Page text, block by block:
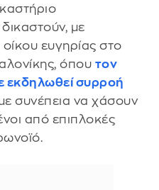
με
ευγηρίας στο
όπου τον
εκδηλωθεί συρροή
συνέπεια να χάσουν
από επιπλοκές